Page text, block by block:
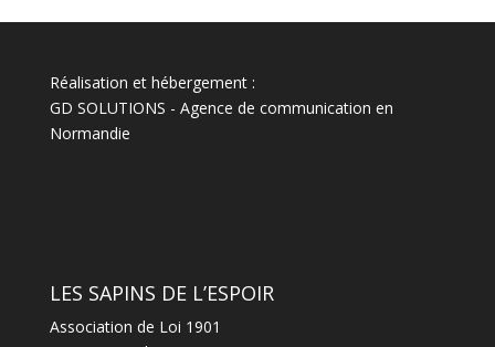
Réalisation et hébergement :
GD SOLUTIONS - Agence de communication en
Normandie
LES SAPINS DE L’ESPOIR
Association de Loi 1901